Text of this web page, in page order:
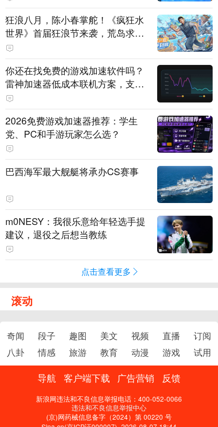
狂浪八月，陈小春掌舵！《疯狂水
世界》首届狂浪节来袭，荒岛求生
直播即将开启
你还在找免费的游戏加速软件吗？
雷神加速器低成本联机方案，支持
免费试用
2026免费游戏加速器推荐：学生
党、PC和手游玩家怎么选？
巴西海军最大舰艇将承办CS赛事
m0NESY：我很乐意给年轻选手提
建议，退役之后想当教练
点击查看更多
滚动
奇闻 段子 趣图 美文 视频 直播
订阅
八卦
情感 旅游 教育 动漫 游戏 试用
导航 客户端下载 广告营销 反馈
新浪网违法和不良信息举报电话：400-052-0066
违法和不良信息举报中心
(京)网药械信息备字（2024）第 00220 号